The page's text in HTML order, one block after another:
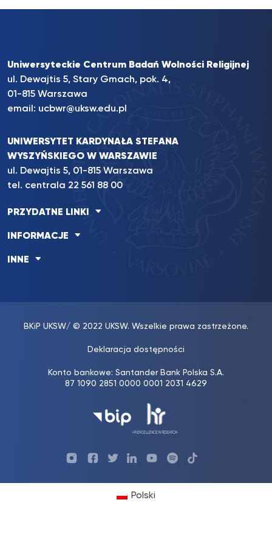
Uniwersyteckie Centrum Badań Wolności Religijnej
ul. Dewajtis 5, Stary Gmach, pok. 4,
01-815 Warszawa
email: ucbwr@uksw.edu.pl
UNIWERSYTET KARDYNAŁA STEFANA
WYSZYŃSKIEGO W WARSZAWIE
ul. Dewajtis 5, 01-815 Warszawa
tel. centrala 22 561 88 00
PRZYDATNE LINKI
INFORMACJE
INNE
BKiP UKSW/ © 2022 UKSW. Wszelkie prawa zastrzeżone.
Deklaracja dostępności
Konto bankowe: Santander Bank Polska S.A.
87 1090 2851 0000 0001 2031 4629
Profil ProfilProfilProfil UKSWProfilUKSW
Polski